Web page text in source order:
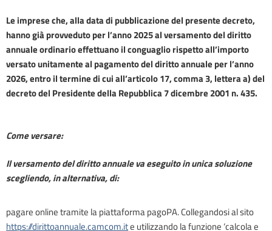
Le imprese che, alla data di pubblicazione del presente decreto,
hanno già provveduto per l’anno 2025 al versamento del diritto
annuale ordinario effettuano il conguaglio rispetto all’importo
versato unitamente al pagamento del diritto annuale per l’anno
2026, entro il termine di cui all’articolo 17, comma 3, lettera a) del
decreto del Presidente della Repubblica 7 dicembre 2001 n. 435.
Come versare:
Il versamento del diritto annuale va eseguito in unica soluzione
scegliendo, in alternativa, di:
pagare online tramite la piattaforma pagoPA.Collegandosi al sito
https://dirittoannuale.camcom.ite utilizzando la funzione ‘calcola e